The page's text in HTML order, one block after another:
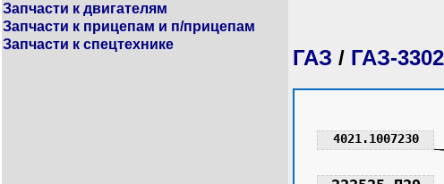
Запчасти к двигателям
Запчасти к прицепам и п/прицепам
Запчасти к спецтехнике
ГАЗ / ГАЗ-
4021.1007230